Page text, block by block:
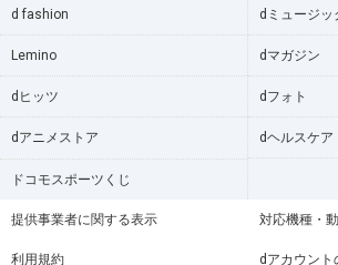
d fashion dミュージッ
Lemino dマガジン
dヒッツ dフォト
dアニメストア dヘルスケア
ドコモスポーツくじ
提供事業者に関する表示 対応機種・
利用規約 dアカウント